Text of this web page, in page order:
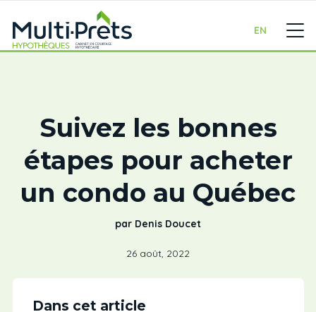
EN
Suivez les bonnes
étapes pour acheter
un condo au Québec
par Denis Doucet
26 août, 2022
Dans cet article